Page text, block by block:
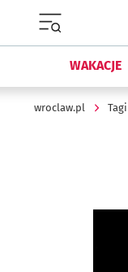
WAKACJE
wroclaw.pl Tagi